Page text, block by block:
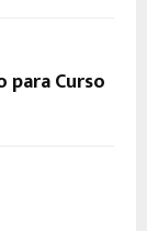
para Curso